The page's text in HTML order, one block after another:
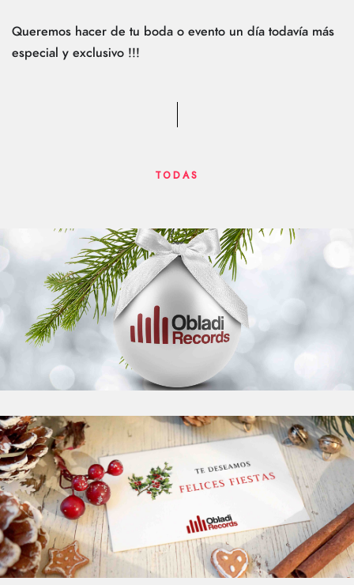
Queremos hacer de tu boda o evento un día todavía más
especial y exclusivo !!!
TODAS